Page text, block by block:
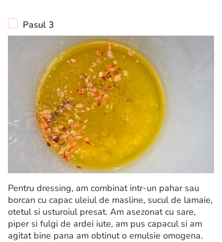
Pasul 3
Pentru dressing, am combinat intr-un pahar sau
borcan cu capac uleiul de masline, sucul de lamaie,
otetul si usturoiul presat. Am asezonat cu sare,
piper si fulgi de ardei iute, am pus capacul si am
agitat bine pana am obtinut o emulsie omogena.